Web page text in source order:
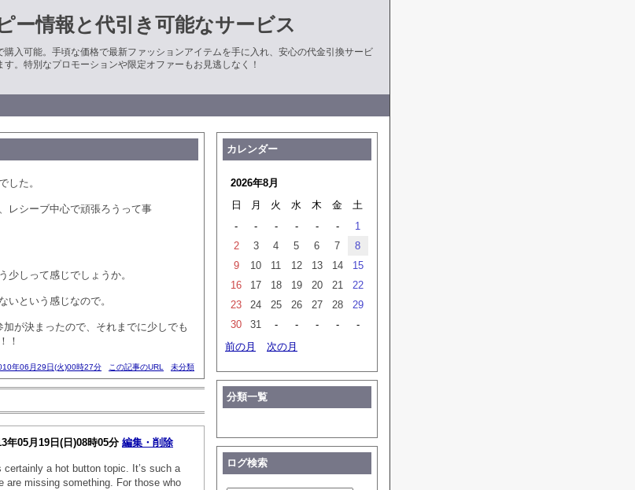
ー情報と代引き可能なサービス
入可能。手頃な価格で最新ファッションアイテムを手に入れ、安心の代金引換サービ
。特別なプロモーションや限定オファーもお見逃しなく！
した。
レシーブ中心で頑張ろうって事
少しって感じでしょうか。
いという感じなので。
が決まったので、それまでに少しでも
！
年06月29日(火)00時27分 この記事のURL 未分類
年05月19日(日)08時05分編集・削除
a hot button topic. It’s such a
are missing something. For those who
カレンダー
2026年8月
日
月 火 水 木 金
土
-
- - - - -
1
2
3 4 5 6 7
8
9
10 11 12 13 14
15
16
17 18 19 20 21
22
23
24 25 26 27 28
29
30
31 - - - -
-
前の月
次の月
分類一覧
ログ検索